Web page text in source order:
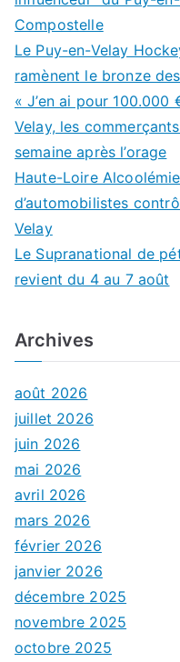
Compostelle
Le Puy-en-Velay
ramènent le bronze
« J’en ai pour
Velay, les
semaine après l’orage
Haute-Loire
d’automobilistes
Velay
Le Supranational de
revient du 4 au 7 août
Archives
août 2026
juillet 2026
juin 2026
mai 2026
avril 2026
mars 2026
février 2026
janvier 2026
décembre 2025
novembre 2025
octobre 2025